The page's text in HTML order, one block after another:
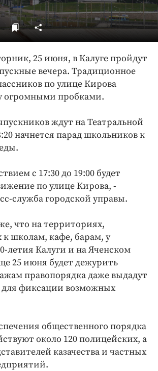
и бизнес
года
25 июня, в Калуге пройдут
вечера. Традиционное
по улице Кирова
огромными пробками.
ждут на Театральной
начнется парад школьников к
с 17:30 до 19:00 будет
по улице Кирова, -
служба городской управы.
что на территориях,
школам, кафе, барам, у
летия Калуги и на Яченском
25 июня будет дежурить
правопорядка даже выдадут
фиксации возможных
общественного порядка
около 120 полицейских, а
казачества и частных